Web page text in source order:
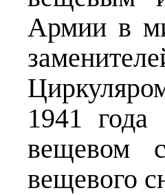
Армии в
1941
вещевом
вещевого